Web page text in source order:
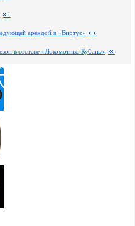
арендой в «Виртус»
в составе «Локомотива-Кубань»